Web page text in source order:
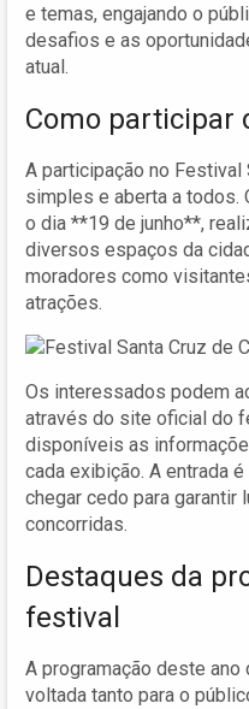
e temas, engajando o
desafios e as
atual.
Como participar
A participação no Festival
simples e aberta a todos.
o dia **19 de junho**,
diversos espaços da
moradores como
atrações.
Os interessados podem
através do site oficial do
disponíveis as
cada exibição. A entrada
chegar cedo para
concorridas.
Destaques da
festival
A programação deste
voltada tanto para o